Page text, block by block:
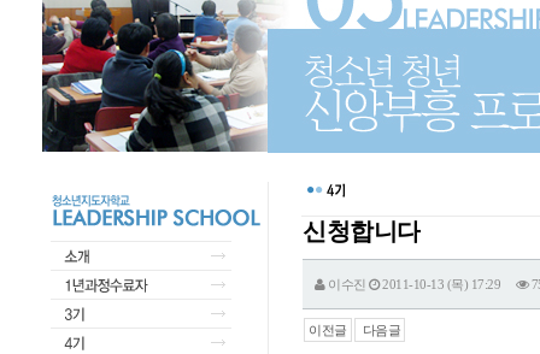
신청합니다
이수진 2011-10-13 (목) 17:29
이전글 다음글